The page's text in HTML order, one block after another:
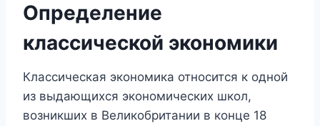
Определение
классической экономики
Классическая экономика относится к одной
из выдающихся экономических школ,
возникших в Великобритании в конце 18